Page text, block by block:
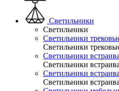
Светильники
Светильники
Светильники
Светильники
Светильники
Светильники
Светильники
Светильники